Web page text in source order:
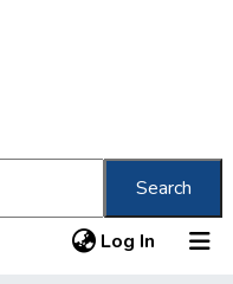
Search
Log In (current)